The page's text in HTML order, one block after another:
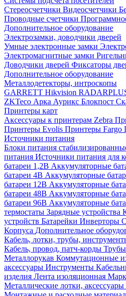
Стереосчетчики Видеосчетчики
Проводные счетчики
Дополнительное оборудование
Электрозамки, доводчики дверей
Умные электронные замки
Электромагнитные замки
Доводчики дверей Фиксаторы
Дополнительное оборудование
Металлодетекторы, интроскопы
GARRETT Hikvision
ZKTeco Арка Аурикс Блокпост
Принтеры карт
Аксессуары к принтерам Zebra
Принтеры Evolis Принтеры Fargo
Источники питания
Блоки питания
питания Источники питания для
батареи 1,2В Аккумуляторные
батареи 4В Аккумуляторные
батареи 12В Аккумуляторные
батареи 48В Аккумуляторные
батареи 96В Аккумуляторные
термостаты Зарядные устройства
устройств Батарейки Инверторы
Корпуса Дополнительное
Кабель, лотки, трубы,
Кабель, провод, патч-корды
Металлорукав Коммутационные
аксессуары Инструменты
изделия Лента изоляционная
Металлические лотки, аксессуары